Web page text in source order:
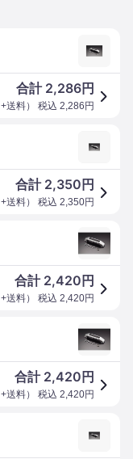
合計 2,286円
+送料） 税込 2,286 円
合計 2,350 円
+送料） 税込 2,350円
合計 2,420 円
+送料） 税込 2,420円
合計 2,420 円
+送料） 税込 2,420円